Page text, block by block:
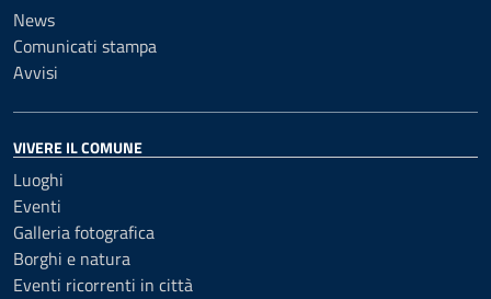
News
Comunicati stampa
Avvisi
VIVERE IL COMUNE
Luoghi
Eventi
Galleria fotografica
Borghi e natura
Eventi ricorrenti in città